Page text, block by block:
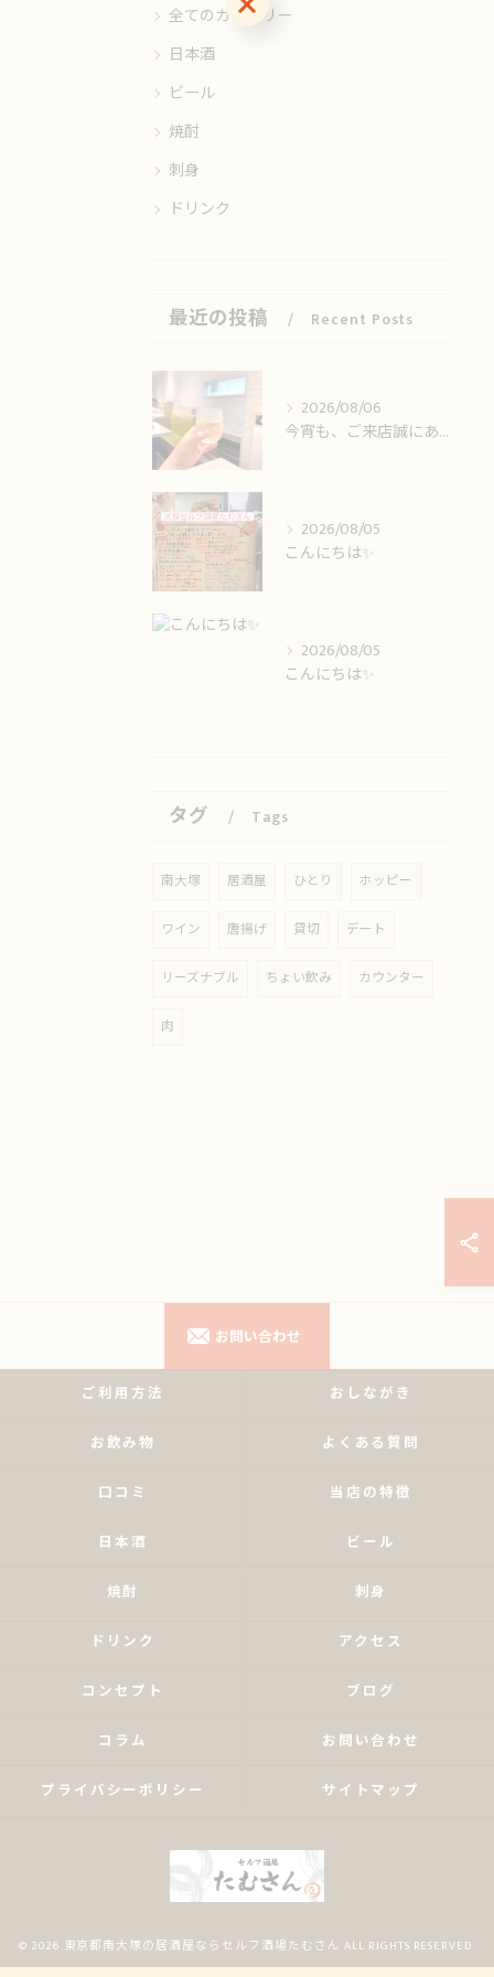
全てのカテゴリー
日本酒
ビール
焼酎
刺身
ドリンク
最近の投稿 Recent Posts
2026/08/06
今宵も、ご来店誠にありがとうございました🙏
2026/08/05
こんにちは✨️
2026/08/05
こんにちは✨️
タグ Tags
南大塚 居酒屋 ひとり ホッピー
ワイン 唐揚げ 貸切 デート
リーズナブル ちょい飲み カウンター
肉
お問い合わせ
ご利用方法 おしながき
お飲み物 よくある質問
口コミ 当店の特徴
日本酒 ビール
焼酎 刺身
ドリンク アクセス
コンセプト ブログ
コラム お問い合わせ
プライバシーポリシー サイトマップ
© 2026 東京都南大塚の居酒屋ならセルフ酒場たむさん ALL RIGHTS RESERVED.